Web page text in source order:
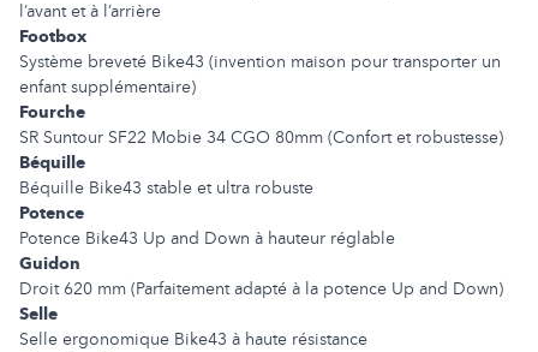
l’avant et à l’arrière
Footbox
Système breveté Bike43 (invention maison pour transporter un
enfant supplémentaire)
Fourche
SR Suntour SF22 Mobie 34 CGO 80mm (Confort et robustesse)
Béquille
Béquille Bike43 stable et ultra robuste
Potence
Potence Bike43 Up and Down à hauteur réglable
Guidon
Droit 620 mm (Parfaitement adapté à la potence Up and Down)
Selle
Selle ergonomique Bike43 à haute résistance